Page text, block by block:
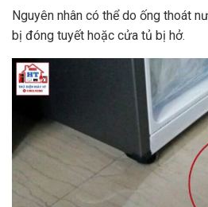
Nguyên nhân có thể do ống thoát
bị đóng tuyết hoặc cửa tủ bị hở.